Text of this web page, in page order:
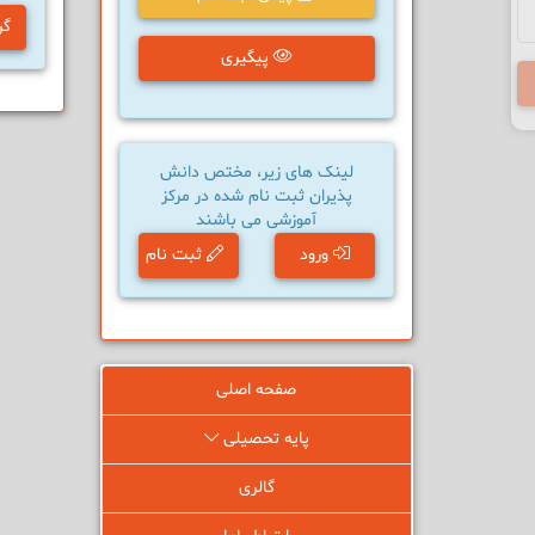
پیگیری
لینک های زیر، مختص دانش
پذیران ثبت نام شده در مرکز
آموزشی می باشند
ورود
ثبت نام
صفحه اصلی
پایه تحصیلی
گالری